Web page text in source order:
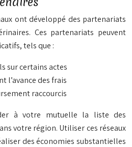
ont développé des partenariats
Ces partenariats peuvent
tels que :
sur certains actes
l’avance des frais
raccourcis
à votre mutuelle la liste des
votre région. Utiliser ces réseaux
des économies substantielles